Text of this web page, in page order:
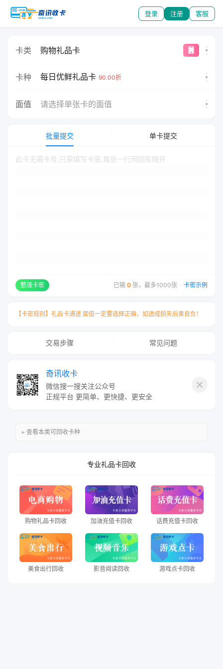
登录 注册 客服
卡类 购物礼品卡
卡种 每日优鲜礼品卡 90.00折
面值 请选择单张卡的面值
批量提交 单卡提交
整理卡密 已输 0 张，最多1000张 · 卡密示例
【卡密规则】礼品卡通道 面值一定要选择正确，如造成损失后果自负！
交易步骤 常见问题
奇讯收卡
微信搜一搜关注公众号
正规平台 更简单、更快捷、更安全
此卡种无需卡号，只需填写卡密，
查看本类可回收卡种
专业礼品卡回收
购物礼品卡回收 加油充值卡回收 话费充值卡回收
美食出行回收 影音阅读回收 游戏点卡回收